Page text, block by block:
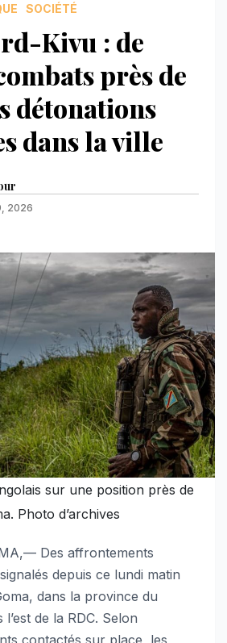
SOCIÉTÉ
Kivu : de
près de
détonations
dans la ville
2026
sur une position près de
Photo d’archives
Des affrontements
depuis ce lundi matin
dans la province du
de la RDC. Selon